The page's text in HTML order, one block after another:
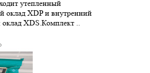
утепленный
оклад XDP и внутренний
XDS.Комплект ..